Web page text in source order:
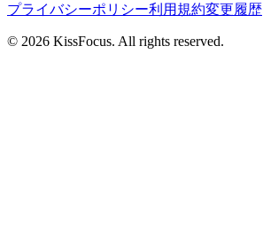
プライバシーポリシー利用規約変更履歴
© 2026 KissFocus. All rights reserved.